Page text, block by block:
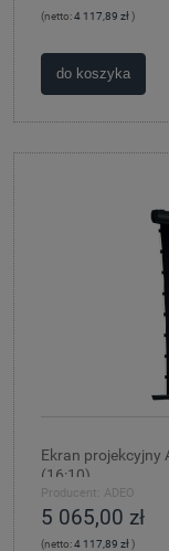
(netto:4 117,89 zł)
do koszyka
Ekran projekcyjny
(16:10)
Producent: ADEO
5 065,00 zł
(netto:4 117,89 zł)